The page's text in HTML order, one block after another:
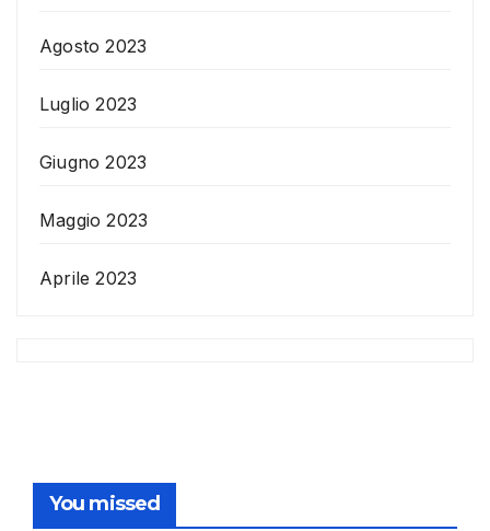
Agosto 2023
Luglio 2023
Giugno 2023
Maggio 2023
Aprile 2023
You missed